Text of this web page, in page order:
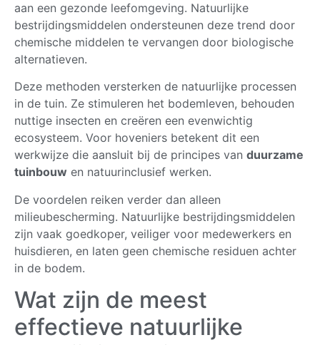
aan een gezonde leefomgeving. Natuurlijke
bestrijdingsmiddelen ondersteunen deze trend door
chemische middelen te vervangen door biologische
alternatieven.
Deze methoden versterken de natuurlijke processen
in de tuin. Ze stimuleren het bodemleven, behouden
nuttige insecten en creëren een evenwichtig
ecosysteem. Voor hoveniers betekent dit een
werkwijze die aansluit bij de principes van duurzame
tuinbouw en natuurinclusief werken.
De voordelen reiken verder dan alleen
milieubescherming. Natuurlijke bestrijdingsmiddelen
zijn vaak goedkoper, veiliger voor medewerkers en
huisdieren, en laten geen chemische residuen achter
in de bodem.
Wat zijn de meest
effectieve natuurlijke